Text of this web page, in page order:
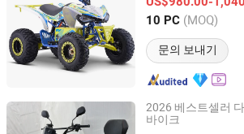
10 PC (MOQ)
문의 보내기
Zhejiang, China 이후 2023
2026 베스트셀러
바이크
Henan Camp Industrial Co., Ltd.